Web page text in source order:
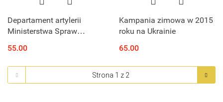
Departament artylerii
Ministerstwa Spraw
55.00
Kampania zimowa w 2015
roku na Ukrainie
65.00